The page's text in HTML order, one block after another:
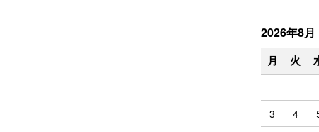
2026年8月
月 火
3
4